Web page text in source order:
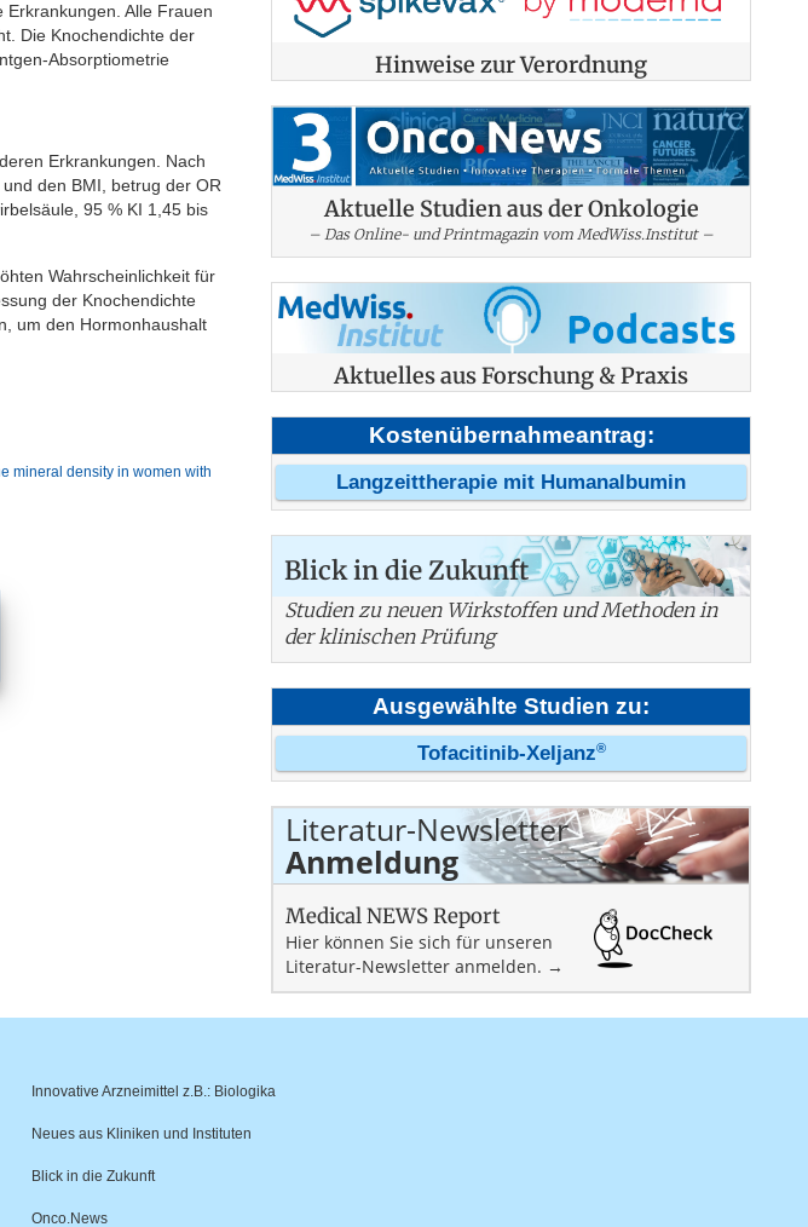
Alle Frauen
Die Knochendichte der
Absorptiometrie
Erkrankungen. Nach
den BMI, betrug der OR
95 % KI 1,45 bis
Wahrscheinlichkeit für
der Knochendichte
um den Hormonhaushalt
mineral density in women with
Hinweise zur Verordnung
Aktuelle Studien aus der Onkologie
– Das Online- und Printmagazin vom MedWiss.Institut –
Aktuelles aus Forschung & Praxis
Kostenübernahmeantrag:
Langzeittherapie mit Humanalbumin
Blick in die Zukunft
Studien zu neuen Wirkstoffen und Methoden in
der klinischen Prüfung
Ausgewählte Studien zu:
Tofacitinib-Xeljanz®
Literatur-Newsletter
Anmeldung
Medical NEWS Report
Hier können Sie sich für unseren
Literatur-Newsletter anmelden. →
Innovative Arzneimittel z.B.: Biologika
Neues aus Kliniken und Instituten
Blick in die Zukunft
Onco.News